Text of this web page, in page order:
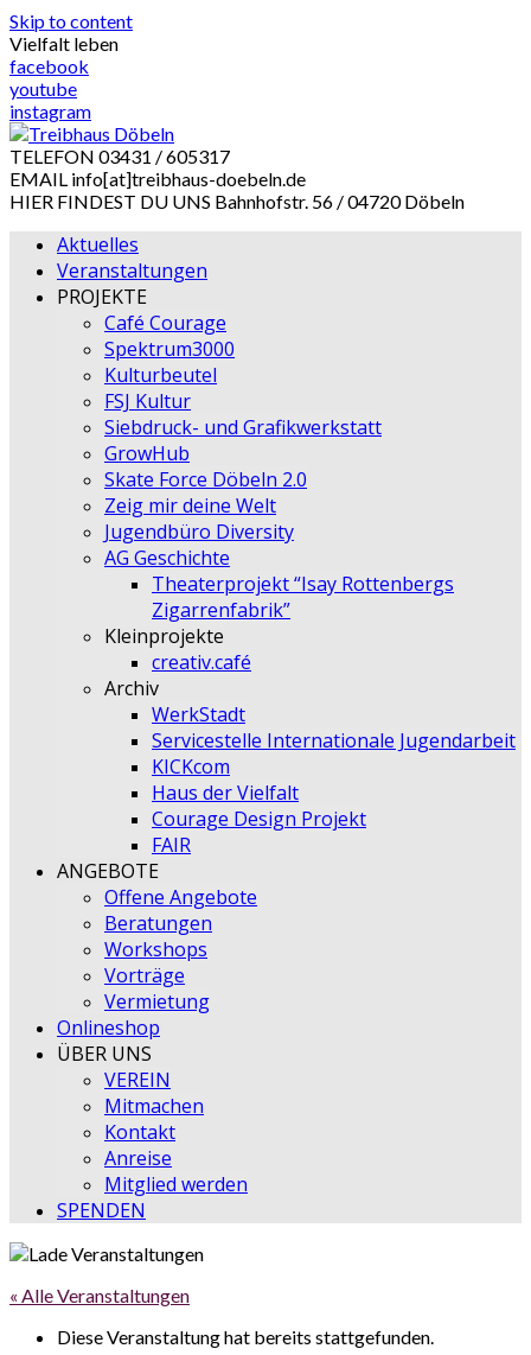
Skip to content
Vielfalt leben
facebook
youtube
instagram
TELEFON 03431 / 605317
EMAIL info[at]treibhaus-doebeln.de
HIER FINDEST DU UNS Bahnhofstr. 56 / 04720 Döbeln
Aktuelles
Veranstaltungen
PROJEKTE
Café Courage
Spektrum3000
Kulturbeutel
FSJ Kultur
Siebdruck- und Grafikwerkstatt
GrowHub
Skate Force Döbeln 2.0
Zeig mir deine Welt
Jugendbüro Diversity
AG Geschichte
Theaterprojekt “Isay Rottenbergs
Zigarrenfabrik”
Kleinprojekte
creativ.café
Archiv
WerkStadt
Servicestelle Internationale Jugendarbeit
KICKcom
Haus der Vielfalt
Courage Design Projekt
FAIR
ANGEBOTE
Offene Angebote
Beratungen
Workshops
Vorträge
Vermietung
Onlineshop
ÜBER UNS
VEREIN
Mitmachen
Kontakt
Anreise
Mitglied werden
SPENDEN
« Alle Veranstaltungen
Diese Veranstaltung hat bereits stattgefunden.